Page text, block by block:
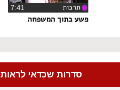
תרבות
פשע בתוך המשפחה
סדרות שכדאי לראות